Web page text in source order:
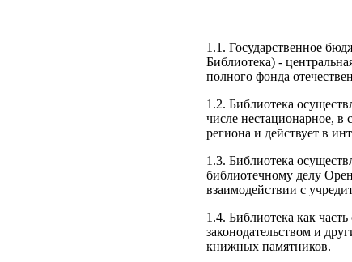
1.1. Государственное
Библиотека) -
полного фонда
1.2. Библиотека
числе нестационарное, в
региона и действует в
1.3. Библиотека
библиотечному делу
взаимодействии с
1.4. Библиотека как
законодательством и
книжных памятников.